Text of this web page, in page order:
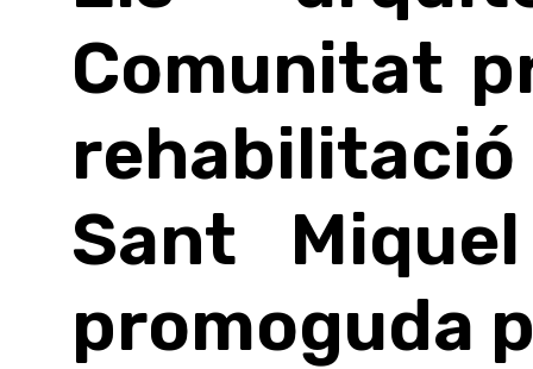
Comunitat
Sant
promoguda